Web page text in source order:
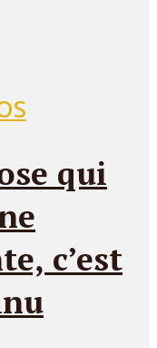
qui
c’est